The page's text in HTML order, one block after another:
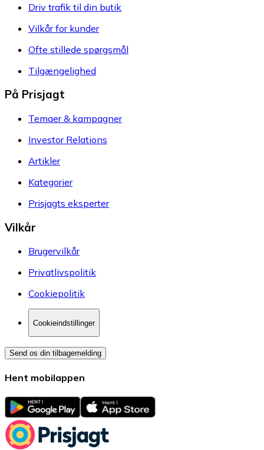
Driv trafik til din butik
Vilkår for kunder
Ofte stillede spørgsmål
Tilgængelighed
På Prisjagt
Temaer & kampagner
Investor Relations
Artikler
Kategorier
Prisjagts eksperter
Vilkår
Brugervilkår
Privatlivspolitik
Cookiepolitik
Cookieindstillinger
Send os din tilbagemelding
Hent mobilappen